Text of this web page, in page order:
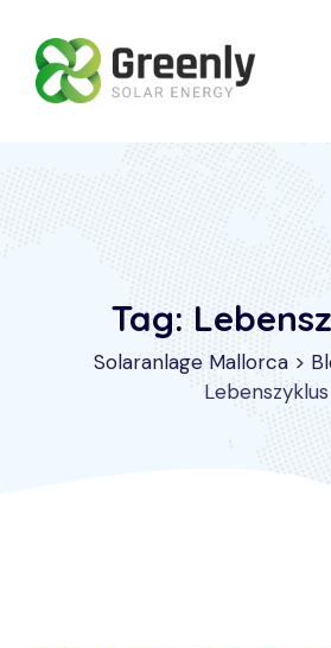
content
Tag:
Solaranlage Mallorca>
Lebenszyklus